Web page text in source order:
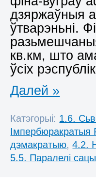
дзяржаўныя
ўтварэньні.
кв.км, што
ўсіх
Далей »
Катэгорыі: 1.6.
Імпербюракратыя
дэмакратыю,4.2.
5.5. Паралелі